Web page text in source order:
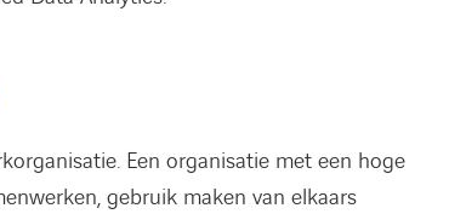
Een organisatie met een hoge
gebruik maken van elkaars